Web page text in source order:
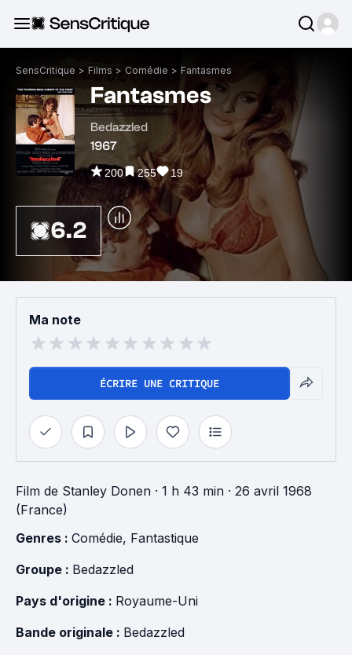
SensCritique > Films > Comédie > Fantasmes
Fantasmes
Bedazzled
1967
200 255 19
6.2
Ma note
ÉCRIRE UNE CRITIQUE
Film de Stanley Donen · 1 h 43 min · 26 avril 1968
(France)
Genres : Comédie, Fantastique
Groupe : Bedazzled
Pays d'origine : Royaume-Uni
Bande originale : Bedazzled